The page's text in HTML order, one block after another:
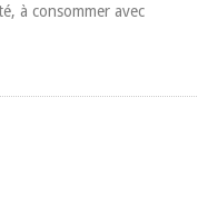
à consommer avec